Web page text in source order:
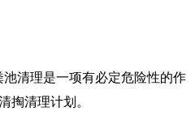
清理是一项有必定危险性的作
掏清理计划。